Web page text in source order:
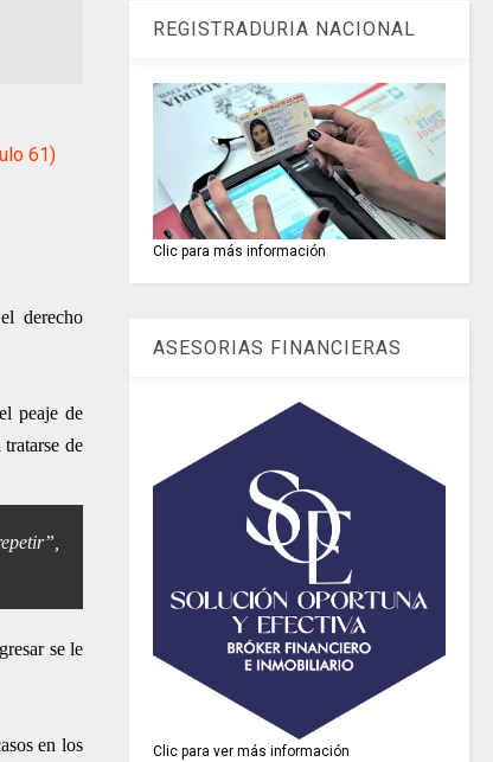
61)
derecho
peaje de
de
se le
en los
REGISTRADURIA NACIONAL
Clic para más información
ASESORIAS FINANCIERAS
Clic para ver más información